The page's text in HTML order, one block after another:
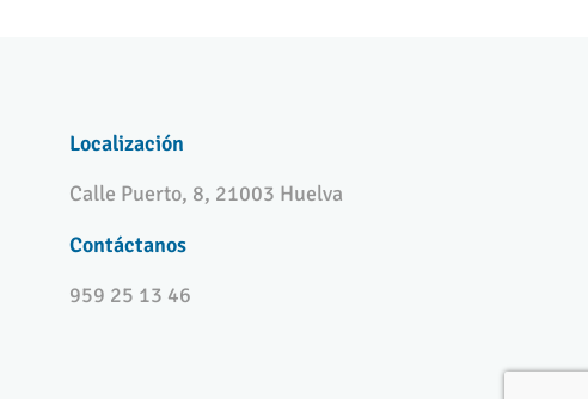
Localización
Calle Puerto, 8, 21003 Huelva
Contáctanos
959 25 13 46